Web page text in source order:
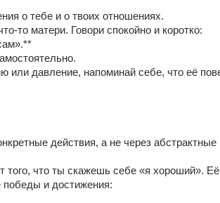
о тебе и о твоих отношениях.
то матери. Говори спокойно и коротко:
или давление, напоминай себе, что её
действия, а не через
того, что ты скажешь себе «я хороший». Её
победы и достижения: